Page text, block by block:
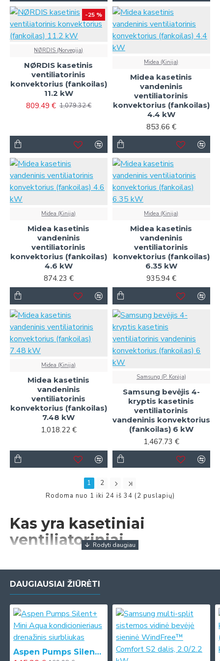
-25 %
NØRDIS (Norvegija)
NØRDIS kasetinis
ventiliatorinis
konvektorius (fankoilas)
11.2 kW
809.49 € 1,079.32 €
Midea (Kinija)
Midea kasetinis
vandeninis
ventiliatorinis
konvektorius (fankoilas)
4.4 kW
853.66 €
Midea (Kinija)
Midea kasetinis
vandeninis
ventiliatorinis
konvektorius (fankoilas)
4.6 kW
874.23 €
Midea (Kinija)
Midea kasetinis
vandeninis
ventiliatorinis
konvektorius (fankoilas)
6.35 kW
935.94 €
Midea (Kinija)
Midea kasetinis
vandeninis
ventiliatorinis
konvektorius (fankoilas)
7.48 kW
1,018.22 €
Samsung (P. Korėja)
Samsung bevėjis 4-
kryptis kasetinis
ventiliatorinis
vandeninis konvektorius
(fankoilas) 6 kW
1,467.73 €
1
2
Rodoma nuo 1 iki 24 iš 34 (2 puslapių)
Kas yra kasetiniai
ventiliatoriniai
konvektoriai?
šiuolaikinių ŠVOK (šildymo, vėdinimo ir oro kondicionavimo)
lubose, todėl jie yra nepastebimas ir taupantis vietą klimato
kontrolės sprendimas. Skirtingai nei tradiciniai sieniniai
įrenginiai, kasetiniai ventiliatoriniai konvektoriai tolygiai
paskirsto orą visoje patalpoje iš centrinės vietos, užtikrindami
pastovią temperatūros kontrolę ir komfortą.
DAUGIAUSIAI ŽIŪRĖTI
Aspen Pumps Silent+ Mini Aqua kondicionieriaus drenažinis siurbliukas